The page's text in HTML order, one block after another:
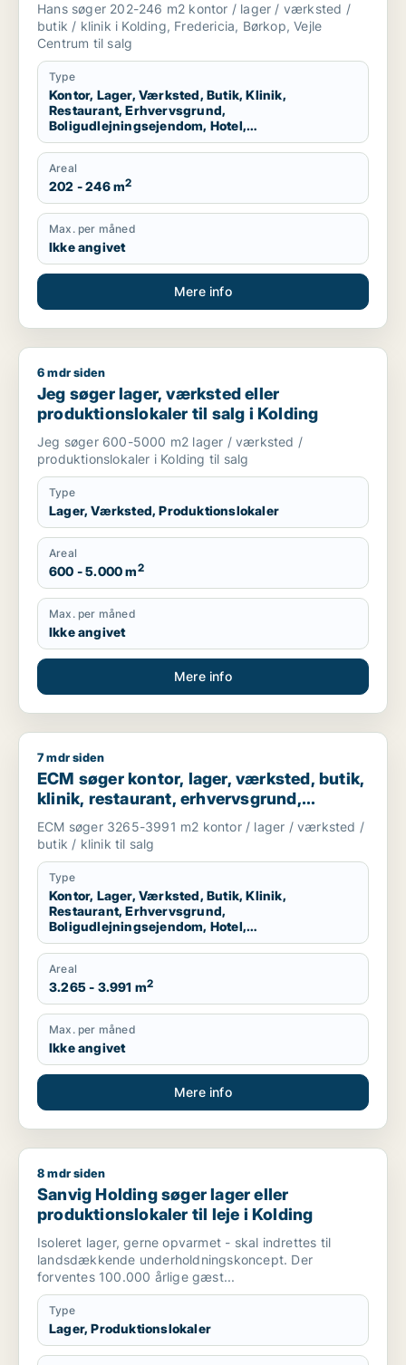
produktionslokaler eller garage til salg i
Kolding, Fredericia eller Børkop m.fl.
Hans søger 202-246 m2 kontor / lager / værksted /
butik / klinik i Kolding, Fredericia, Børkop, Vejle
Centrum til salg
Type
Kontor, Lager, Værksted, Butik, Klinik,
Restaurant, Erhvervsgrund,
Boligudlejningsejendom, Hotel,
Produktionslokaler, Garage
Areal
202 - 246 m2
Max. per måned
Ikke angivet
Mere info
Jeg søger lager, værksted eller produktionslokaler til salg i
6 mdr siden
Jeg søger lager, værksted eller
produktionslokaler til salg i Kolding
Jeg søger 600-5000 m2 lager / værksted /
produktionslokaler i Kolding til salg
Type
Lager, Værksted, Produktionslokaler
Areal
600 - 5.000 m2
Max. per måned
Ikke angivet
Mere info
ECM søger kontor, lager, værksted, butik, klinik,
7 mdr siden
ECM søger kontor, lager, værksted, butik,
klinik, restaurant, erhvervsgrund,
boligudlejningsejendom, hotel,
produktionslokaler eller garage til salg i
Kolding, Egtved eller Almind m.fl.
ECM søger 3265-3991 m2 kontor / lager / værksted /
butik / klinik til salg
Type
Kontor, Lager, Værksted, Butik, Klinik,
Restaurant, Erhvervsgrund,
Boligudlejningsejendom, Hotel,
Produktionslokaler, Garage
Areal
3.265 - 3.991 m2
Max. per måned
Ikke angivet
Mere info
Sanvig Holding søger lager eller produktionslokaler til leje i
8 mdr siden
Sanvig Holding søger lager eller
produktionslokaler til leje i Kolding
Isoleret lager, gerne opvarmet - skal indrettes til
landsdækkende underholdningskoncept. Der
forventes 100.000 årlige gæst...
Type
Lager, Produktionslokaler